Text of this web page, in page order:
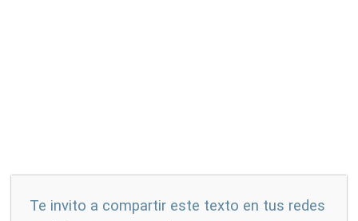
Te invito a compartir este texto en tus redes